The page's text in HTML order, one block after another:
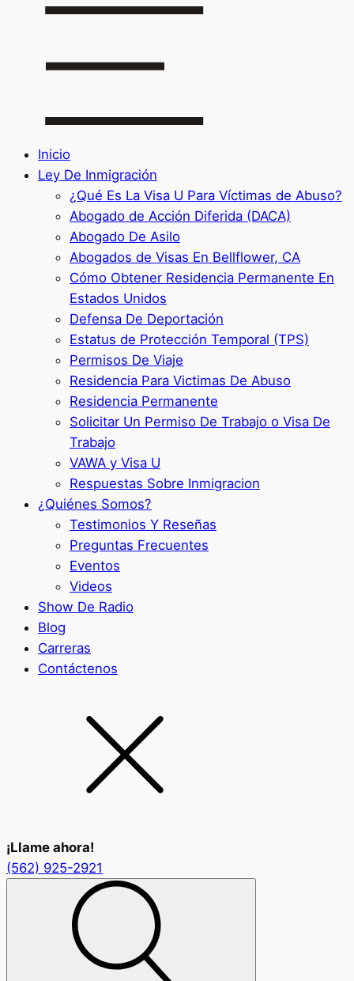
Inicio
Ley De Inmigración
¿Qué Es La Visa U Para Víctimas de Abuso?
Abogado de Acción Diferida (DACA)
Abogado De Asilo
Abogados de Visas En Bellflower, CA
Cómo Obtener Residencia Permanente En
Estados Unidos
Defensa De Deportación
Estatus de Protección Temporal (TPS)
Permisos De Viaje
Residencia Para Victimas De Abuso
Residencia Permanente
Solicitar Un Permiso De Trabajo o Visa De
Trabajo
VAWA y Visa U
Respuestas Sobre Inmigracion
¿Quiénes Somos?
Testimonios Y Reseñas
Preguntas Frecuentes
Eventos
Videos
Show De Radio
Blog
Carreras
Contáctenos
¡Llame ahora!
(562) 925-2921